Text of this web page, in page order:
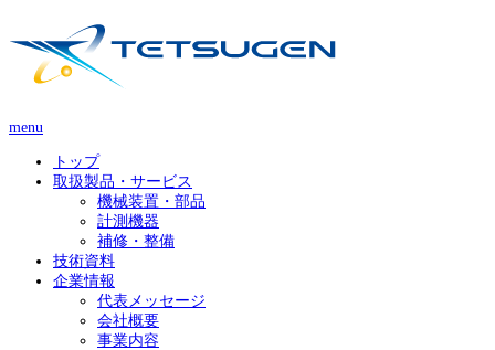
menu
トップ
取扱製品・サービス
機械装置・部品
計測機器
補修・整備
技術資料
企業情報
代表メッセージ
会社概要
事業内容